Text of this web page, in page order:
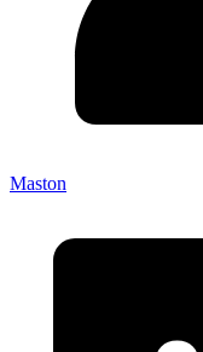
Maston